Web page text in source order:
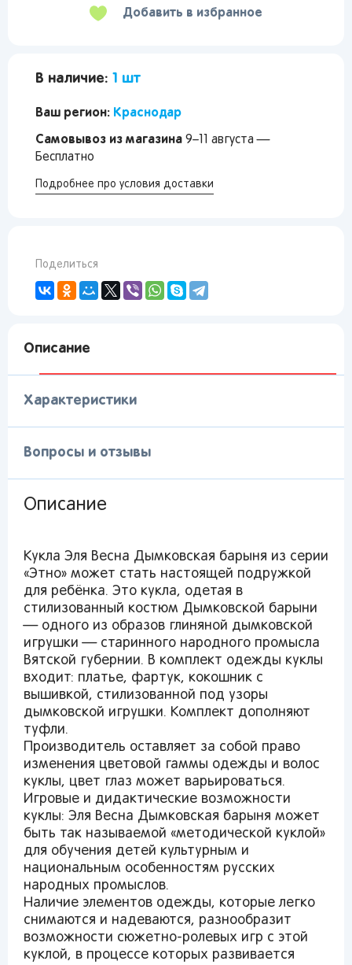
Описание
Характеристики
Вопросы и отзывы
Описание
Кукла Эля Весна Дымковская барыня из серии
«Этно» может стать настоящей подружкой
для ребёнка. Это кукла, одетая в
стилизованный костюм Дымковской барыни
— одного из образов глиняной дымковской
игрушки — старинного народного промысла
Вятской губернии. В комплект одежды куклы
входит: платье, фартук, кокошник с
вышивкой, стилизованной под узоры
дымковской игрушки. Комплект дополняют
туфли.
Производитель оставляет за собой право
изменения цветовой гаммы одежды и волос
куклы, цвет глаз может варьироваться.
Игровые и дидактические возможности
куклы: Эля Весна Дымковская барыня может
быть так называемой «методической куклой»
для обучения детей культурным и
национальным особенностям русских
народных промыслов.
Наличие элементов одежды, которые легко
снимаются и надеваются, разнообразит
возможности сюжетно-ролевых игр с этой
куклой, в процессе которых развивается
Добавить в избранное
В наличие: 1 шт
Ваш регион: Краснодар
Самовывоз из магазина 9–11 августа —
Бесплатно
Подробнее про условия доставки
Поделиться
Вы сможете отслеживать статус своих
заказов и получать индивидуальные
рекомендации
От выбранного региона зависят доступные
способы доставки, их стоимость и наличие